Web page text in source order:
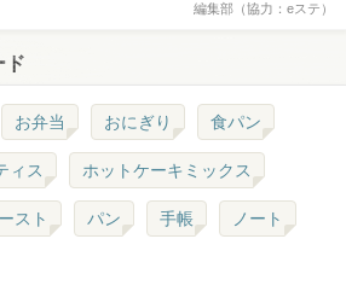
編集部（協力：eステ）
ド
お弁当 おにぎり 食パン
ィス ホットケーキミックス
スト パン 手帳 ノート